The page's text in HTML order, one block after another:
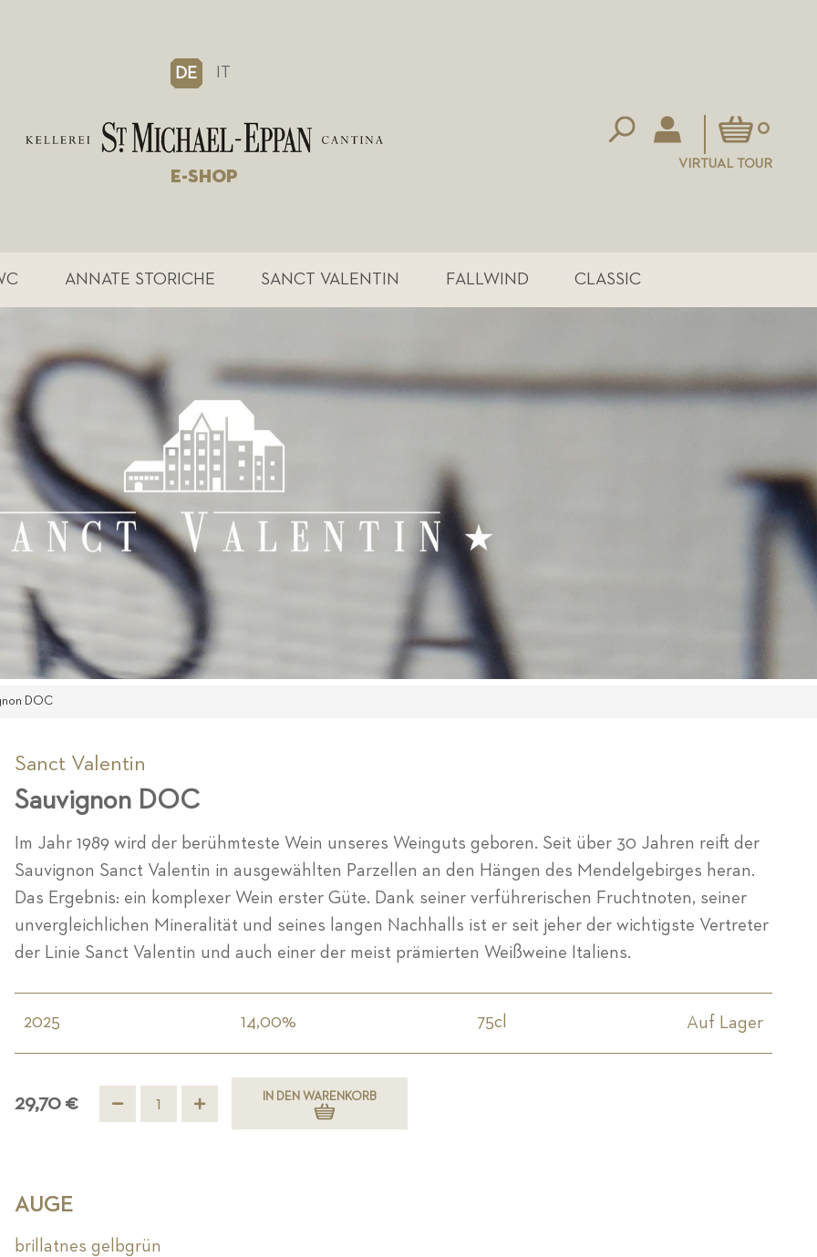
DE IT
E-SHOP
Mein Warenkorb
0
VIRTUAL TOUR
ANNATE STORICHE SANCT VALENTIN FALLWIND CLASSIC
DOC
Sanct Valentin
Sauvignon DOC
Im Jahr 1989 wird der berühmteste Wein unseres Weinguts geboren. Seit über 30 Jahren reift der
Sauvignon Sanct Valentin in ausgewählten Parzellen an den Hängen des Mendelgebirges heran.
Das Ergebnis: ein komplexer Wein erster Güte. Dank seiner verführerischen Fruchtnoten, seiner
unvergleichlichen Mineralität und seines langen Nachhalls ist er seit jeher der wichtigste Vertreter
der Linie Sanct Valentin und auch einer der meist prämierten Weißweine Italiens.
2025 14,00% 75cl Auf Lager
29,70 € IN DEN WARENKORB
AUGE
brillatnes gelbgrün